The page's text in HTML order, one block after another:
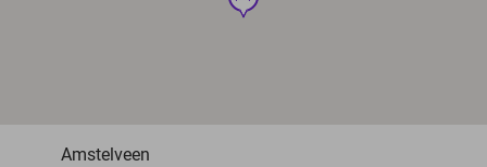
Amstelveen